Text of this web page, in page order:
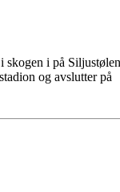
skogen i på
og avslutter på